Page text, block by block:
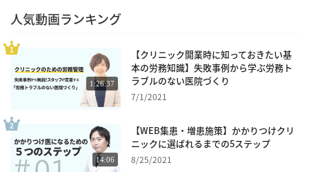
人気動画ランキング
1:26:37
【クリニック開業時に知っておきたい基
本の労務知識】失敗事例から学ぶ労務ト
ラブルのない医院づくり
7/1/2021
14:06
【WEB集患・増患施策】かかりつけクリ
ニックに選ばれるまでの5ステップ
8/25/2021